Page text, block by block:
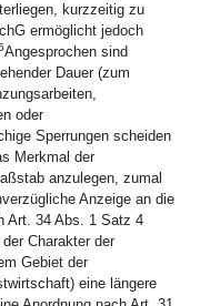
kurzzeitig zu
ermöglicht jedoch
Angesprochen sind
Dauer (zum
oder
Sperrungen scheiden
Merkmal der
anzulegen, zumal
Anzeige an die
Art. 34 Abs. 1 Satz 4
der Charakter der
Gebiet der
eine längere